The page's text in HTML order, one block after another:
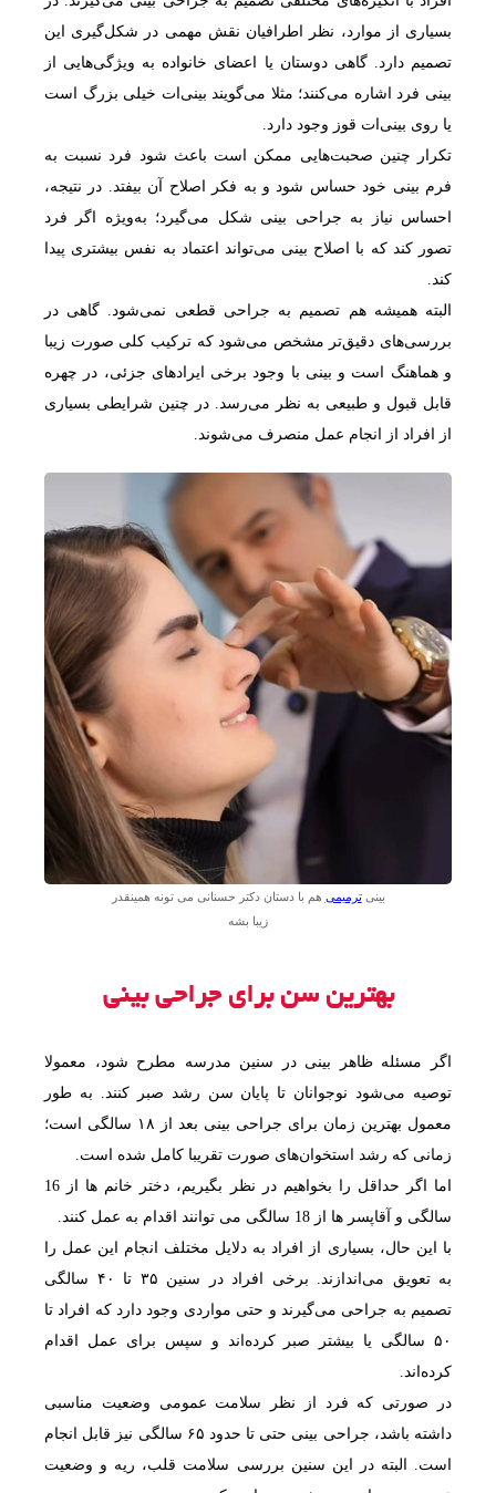
بسیاری از موارد، نظر اطرافیان نقش مهمی در شکل‌گیری این
تصمیم دارد. گاهی دوستان یا اعضای خانواده به ویژگی‌هایی از
بینی فرد اشاره می‌کنند؛ مثلا می‌گویند بینی‌ات خیلی بزرگ است
یا روی بینی‌ات قوز وجود دارد.
تکرار چنین صحبت‌هایی ممکن است باعث شود فرد نسبت به
فرم بینی خود حساس شود و به فکر اصلاح آن بیفتد. در نتیجه،
احساس نیاز به جراحی بینی شکل می‌گیرد؛ به‌ویژه اگر فرد
تصور کند که با اصلاح بینی می‌تواند اعتماد به نفس بیشتری پیدا
کند.
البته همیشه هم تصمیم به جراحی قطعی نمی‌شود. گاهی در
بررسی‌های دقیق‌تر مشخص می‌شود که ترکیب کلی صورت زیبا
و هماهنگ است و بینی با وجود برخی ایرادهای جزئی، در چهره
قابل قبول و طبیعی به نظر می‌رسد. در چنین شرایطی بسیاری
از افراد از انجام عمل منصرف می‌شوند.
بینیترمیمی هم با دستان دکتر حسنانی می تونه همینقدر
زیبا بشه
بهترین سن برای جراحی بینی
اگر مسئله ظاهر بینی در سنین مدرسه مطرح شود، معمولا
توصیه می‌شود نوجوانان تا پایان سن رشد صبر کنند. به طور
معمول بهترین زمان برای جراحی بینی بعد از ۱۸ سالگی است؛
زمانی که رشد استخوان‌های صورت تقریبا کامل شده است.
اما اگر حداقل را بخواهیم در نظر بگیریم، دختر خانم ها از 16
سالگی و آقاپسر ها از 18 سالگی می توانند اقدام به عمل کنند.
با این حال، بسیاری از افراد به دلایل مختلف انجام این عمل را
به تعویق می‌اندازند. برخی افراد در سنین ۳۵ تا ۴۰ سالگی
تصمیم به جراحی می‌گیرند و حتی مواردی وجود دارد که افراد تا
۵۰ سالگی یا بیشتر صبر کرده‌اند و سپس برای عمل اقدام
کرده‌اند.
در صورتی که فرد از نظر سلامت عمومی وضعیت مناسبی
داشته باشد، جراحی بینی حتی تا حدود ۶۵ سالگی نیز قابل انجام
است. البته در این سنین بررسی سلامت قلب، ریه و وضعیت